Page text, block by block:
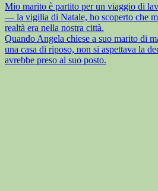
Mio marito è partito per un viaggio di
— la vigilia di Natale, ho scoperto che
realtà era nella nostra città.
Quando Angela chiese a suo marito di
una casa di riposo, non si aspettava la
avrebbe preso al suo posto.